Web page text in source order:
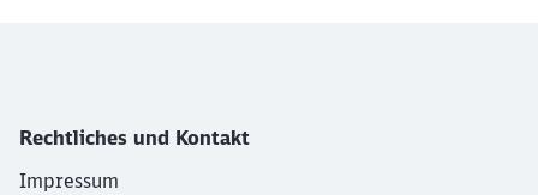
Rechtliches und Kontakt
Impressum